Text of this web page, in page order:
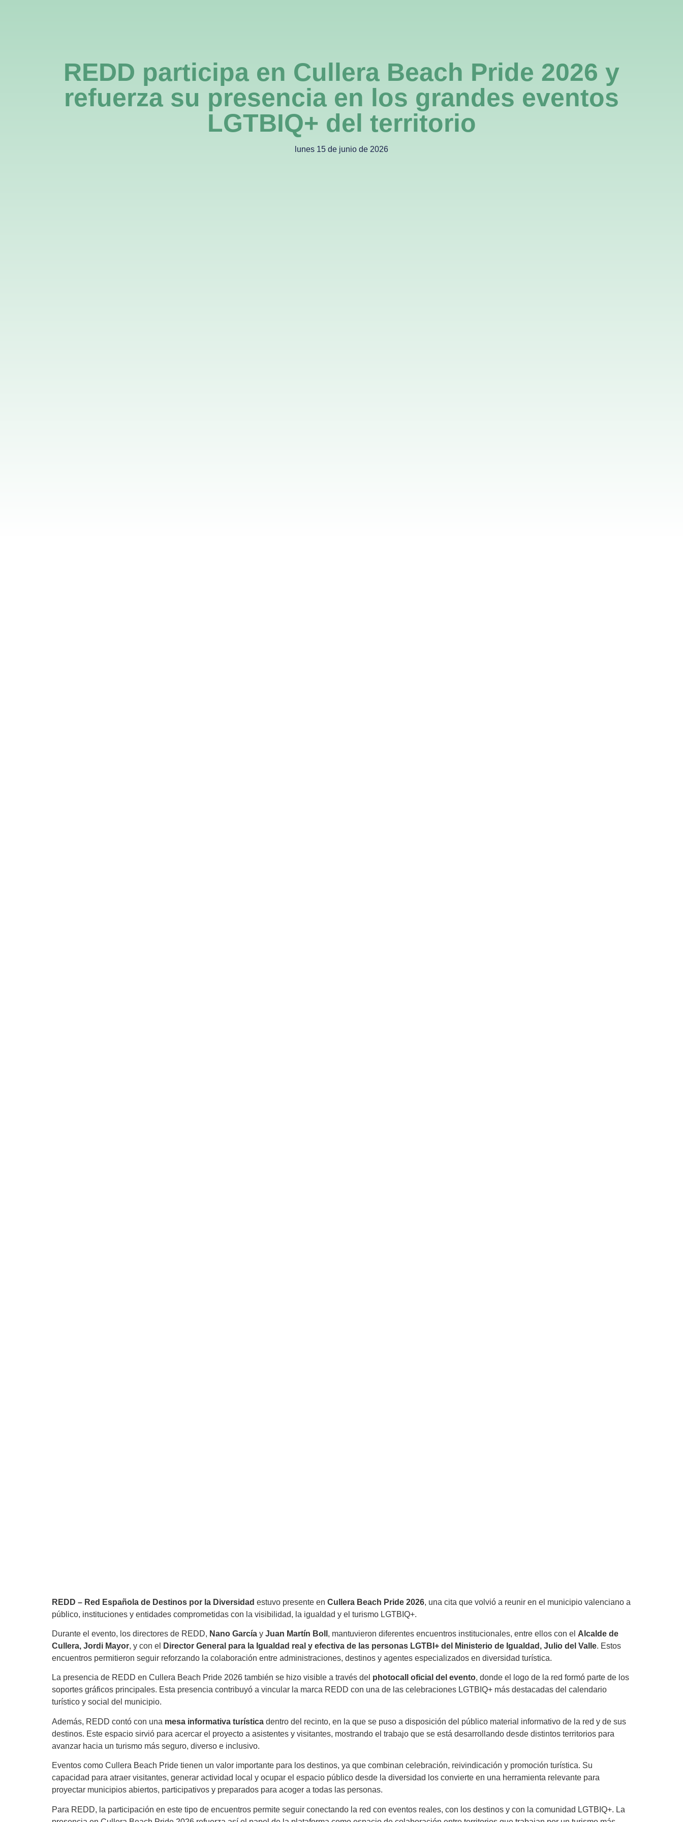
REDD participa en Cullera Beach Pride 2026 y
refuerza su presencia en los grandes eventos
LGTBIQ+ del territorio
lunes 15 de junio de 2026
REDD – Red Española de Destinos por la Diversidad estuvo presente en Cullera Beach Pride 2026, una cita que volvió a reunir en el municipio valenciano a
público, instituciones y entidades comprometidas con la visibilidad, la igualdad y el turismo LGTBIQ+.
Durante el evento, los directores de REDD, Nano García y Juan Martín Boll , mantuvieron diferentes encuentros institucionales, entre ellos con el Alcalde de
Cullera, Jordi Mayor, y con el Director General para la Igualdad real y efectiva de las personas LGTBI+ del Ministerio de Igualdad, Julio del Valle. Estos
encuentros permitieron seguir reforzando la colaboración entre administraciones, destinos y agentes especializados en diversidad turística.
La presencia de REDD en Cullera Beach Pride 2026 también se hizo visible a través del photocall oficial del evento, donde el logo de la red formó parte de los
soportes gráficos principales. Esta presencia contribuyó a vincular la marca REDD con una de las celebraciones LGTBIQ+ más destacadas del calendario
turístico y social del municipio.
Además, REDD contó con una mesa informativa turística dentro del recinto, en la que se puso a disposición del público material informativo de la red y de sus
destinos. Este espacio sirvió para acercar el proyecto a asistentes y visitantes, mostrando el trabajo que se está desarrollando desde distintos territorios para
avanzar hacia un turismo más seguro, diverso e inclusivo.
Eventos como Cullera Beach Pride tienen un valor importante para los destinos, ya que combinan celebración, reivindicación y promoción turística. Su
capacidad para atraer visitantes, generar actividad local y ocupar el espacio público desde la diversidad los convierte en una herramienta relevante para
proyectar municipios abiertos, participativos y preparados para acoger a todas las personas.
Para REDD, la participación en este tipo de encuentros permite seguir conectando la red con eventos reales, con los destinos y con la comunidad LGTBIQ+. La